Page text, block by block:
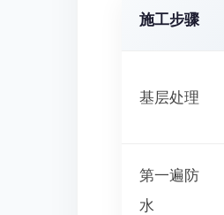
施工步骤
基层处理
第一遍防
水